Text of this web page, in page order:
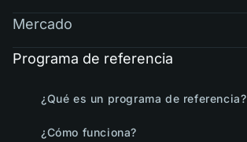
Mercado
Programa de referencia
¿Qué es un programa de referencia?
¿Cómo funciona?